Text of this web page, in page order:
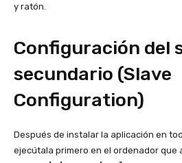
y ratón.
Configuración del
secundario (Slave
Configuration)
Después de instalar la aplicación en
ejecútala primero en el ordenador que